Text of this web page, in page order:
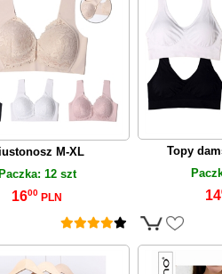
M-XL
Paczka: 12 szt
1600 PLN
Topy
14